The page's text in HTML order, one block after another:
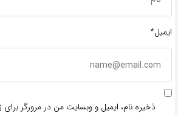
ایمیل*
ذخیره نام، ایمیل و وبسایت من در مرورگر برای